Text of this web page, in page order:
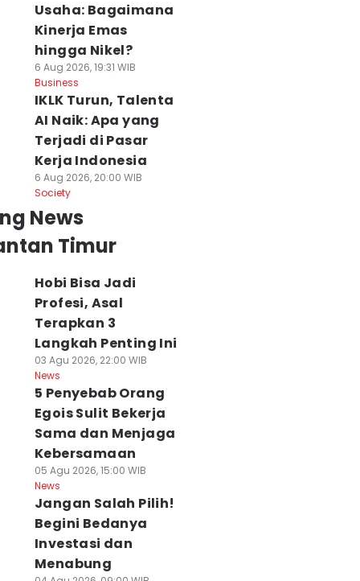
Usaha: Bagaimana
Kinerja Emas
hingga Nikel?
6 Aug 2026, 19:31 WIB
Business
IKLK Turun, Talenta
AI Naik: Apa yang
Terjadi di Pasar
Kerja Indonesia
6 Aug 2026, 20:00 WIB
Society
News
Timur
Hobi Bisa Jadi
Profesi, Asal
Terapkan 3
Langkah Penting Ini
03 Agu 2026, 22:00 WIB
News
5 Penyebab Orang
Egois Sulit Bekerja
Sama dan Menjaga
Kebersamaan
05 Agu 2026, 15:00 WIB
News
Jangan Salah Pilih!
Begini Bedanya
Investasi dan
Menabung